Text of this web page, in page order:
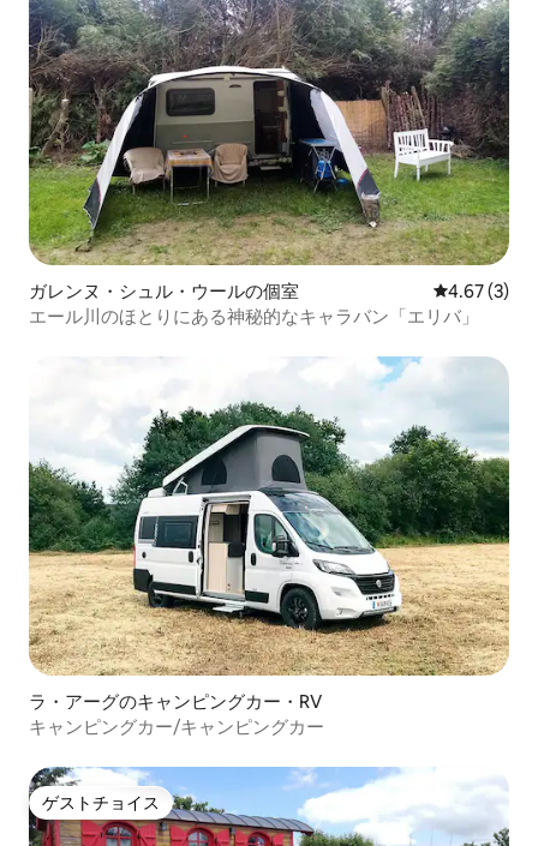
ガレンヌ・シュル・ウールの個室 レビュー3
4.67 (3)
エール川のほとりにある神秘的なキャラバン「エリバ」
ラ・アーグのキャンピングカー・RV
キャンピングカー/キャンピングカー
ゲストチョイス
ゲストチョイス